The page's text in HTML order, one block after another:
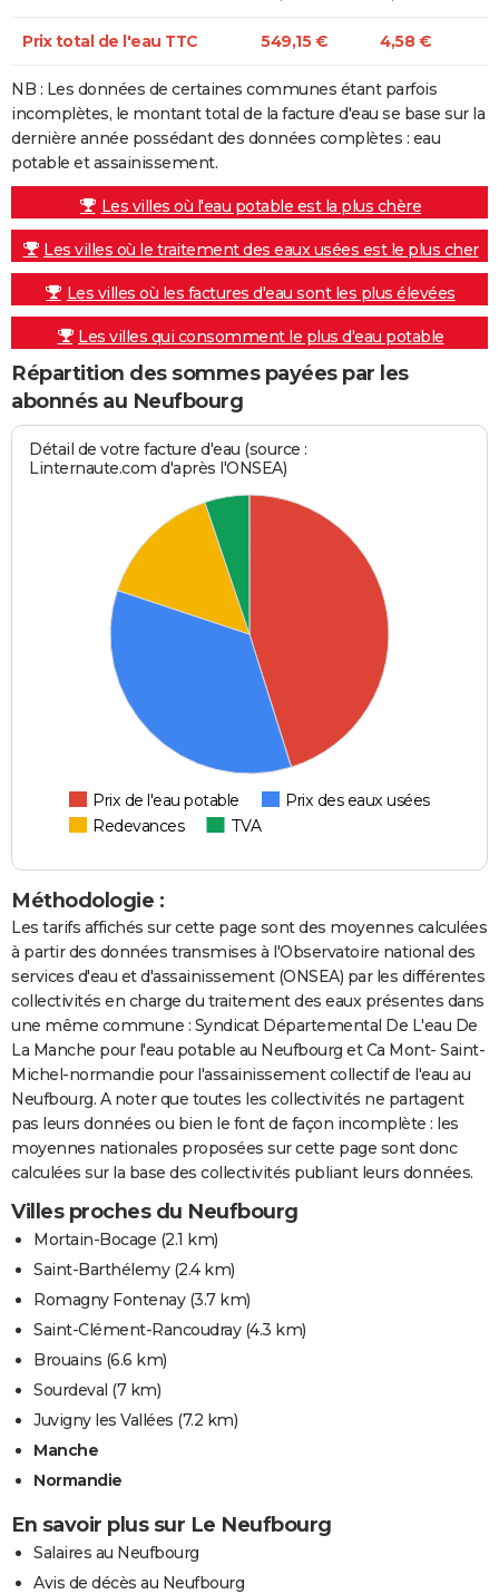
Prix total de l'eau TTC 549,15 € 4,58 €
NB : Les données de certaines communes étant parfois
incomplètes, le montant total de la facture d'eau se base sur la
dernière année possédant des données complètes : eau
potable et assainissement.
Les villes où l'eau potable est la plus chère
Les villes où le traitement des eaux usées est le plus cher
Les villes où les factures d'eau sont les plus élevées
Les villes qui consomment le plus d'eau potable
Répartition des sommes payées par les
abonnés au Neufbourg
Détail de votre facture d'eau (source :
Linternaute.com d'après l'ONSEA)
Prix de l'eau potable
Prix des eaux usées
Redevances
TVA
Méthodologie :
Les tarifs affichés sur cette page sont des moyennes calculées
à partir des données transmises à l'Observatoire national des
services d'eau et d'assainissement (ONSEA) par les différentes
collectivités en charge du traitement des eaux présentes dans
une même commune : Syndicat Départemental De L'eau De
La Manche pour l'eau potable au Neufbourg et Ca Mont- Saint-
Michel-normandie pour l'assainissement collectif de l'eau au
Neufbourg. A noter que toutes les collectivités ne partagent
pas leurs données ou bien le font de façon incomplète : les
moyennes nationales proposées sur cette page sont donc
calculées sur la base des collectivités publiant leurs données.
Villes proches du Neufbourg
Mortain-Bocage (2.1 km)
Saint-Barthélemy(2.4 km)
Romagny Fontenay(3.7 km)
Saint-Clément-Rancoudray(4.3 km)
Brouains (6.6 km)
Sourdeval (7 km)
Juvigny les Vallées (7.2 km)
Manche
Normandie
En savoir plus sur Le Neufbourg
Salaires au Neufbourg
Avis de décès au Neufbourg